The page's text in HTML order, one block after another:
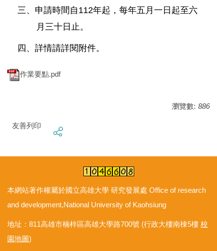
三、申請時間自112年起，每年五月一日起至六
月三十日止。
四、詳情請詳閱附件。
作業要點.pdf
瀏覽數: 886
友善列印
本網站著作權屬於國立高雄大學 研究發展處 Office of research
and development,National University of Kaohsiung
地址：811高雄市楠梓區高雄大學路700號 (行政大樓南棟5樓 校
園地圖)